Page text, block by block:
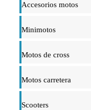
Accesorios motos
Minimotos
Motos de cross
Motos carretera
Scooters